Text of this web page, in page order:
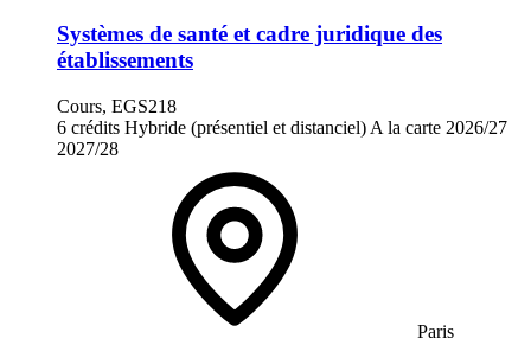
Systèmes de santé et cadre juridique des
établissements
Cours, EGS218
6 crédits Hybride (présentiel et distanciel) A la carte 2026/27
2027/28
Paris